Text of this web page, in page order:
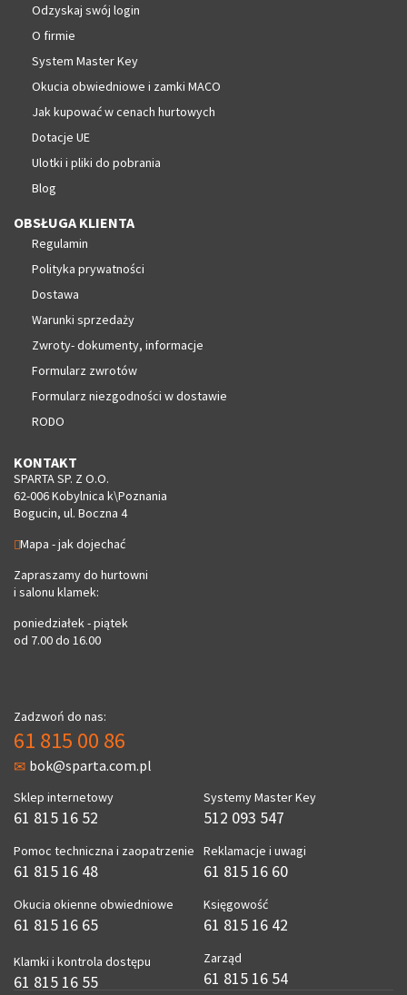
Odzyskaj swój login
O firmie
System Master Key
Okucia obwiedniowe i zamki MACO
Jak kupować w cenach hurtowych
Dotacje UE
Ulotki i pliki do pobrania
Blog
OBSŁUGA KLIENTA
Regulamin
Polityka prywatności
Dostawa
Warunki sprzedaży
Zwroty- dokumenty, informacje
Formularz zwrotów
Formularz niezgodności w dostawie
RODO
KONTAKT
SPARTA SP. Z O.O.
62-006 Kobylnica k\Poznania
Bogucin, ul. Boczna 4
Mapa - jak dojechać
Zapraszamy do hurtowni
i salonu klamek:
poniedziałek - piątek
od 7.00 do 16.00
Zadzwoń do nas:
61 815 00 86
bok@sparta.com.pl
Sklep internetowy
61 815 16 52
Pomoc techniczna i zaopatrzenie
61 815 16 48
Okucia okienne obwiedniowe
61 815 16 65
Klamki i kontrola dostępu
61 815 16 55
Systemy Master Key
512 093 547
Reklamacje i uwagi
61 815 16 60
Księgowość
61 815 16 42
Zarząd
61 815 16 54